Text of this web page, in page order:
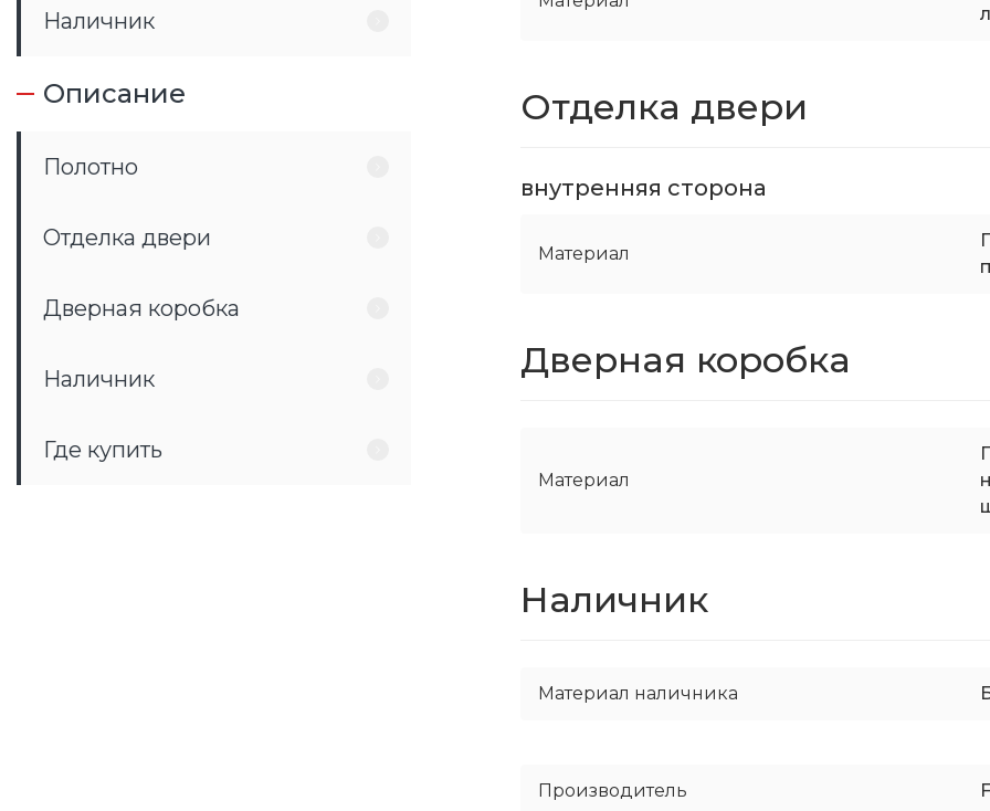
Наличник
Описание
Полотно
Отделка двери
Дверная коробка
Наличник
Где купить
Отделка двери
внутренняя сторона
Материал
Дверная коробка
Материал
Наличник
Материал наличника
Производитель